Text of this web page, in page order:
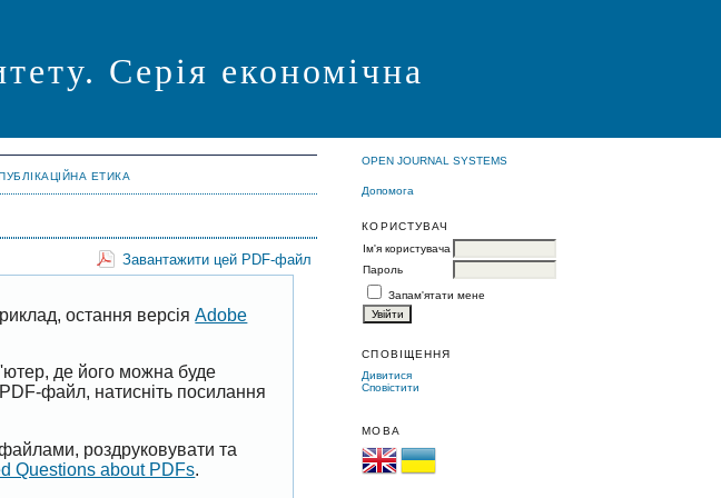
Серія економічна
OPEN JOURNAL SYSTEMS
Допомога
КОРИСТУВАЧ
Ім'я користувача
Пароль
Запам'ятати мене
СПОВІЩЕННЯ
Дивитися
Сповістити
МОВА
ЕТИКА
Завантажити цей PDF-файл
остання версіяAdobe
де його можна буде
файл, натисніть посилання
роздруковувати та
Questions about PDFs.